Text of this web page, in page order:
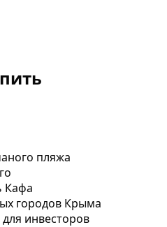
пляжа
Кафа
городов Крыма
инвесторов